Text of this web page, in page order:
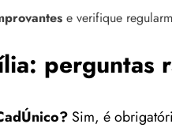
e verifique
perguntas
Sim, é